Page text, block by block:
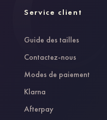
Service client
Guide des tailles
Contactez-nous
Modes de paiement
Klarna
Afterpay